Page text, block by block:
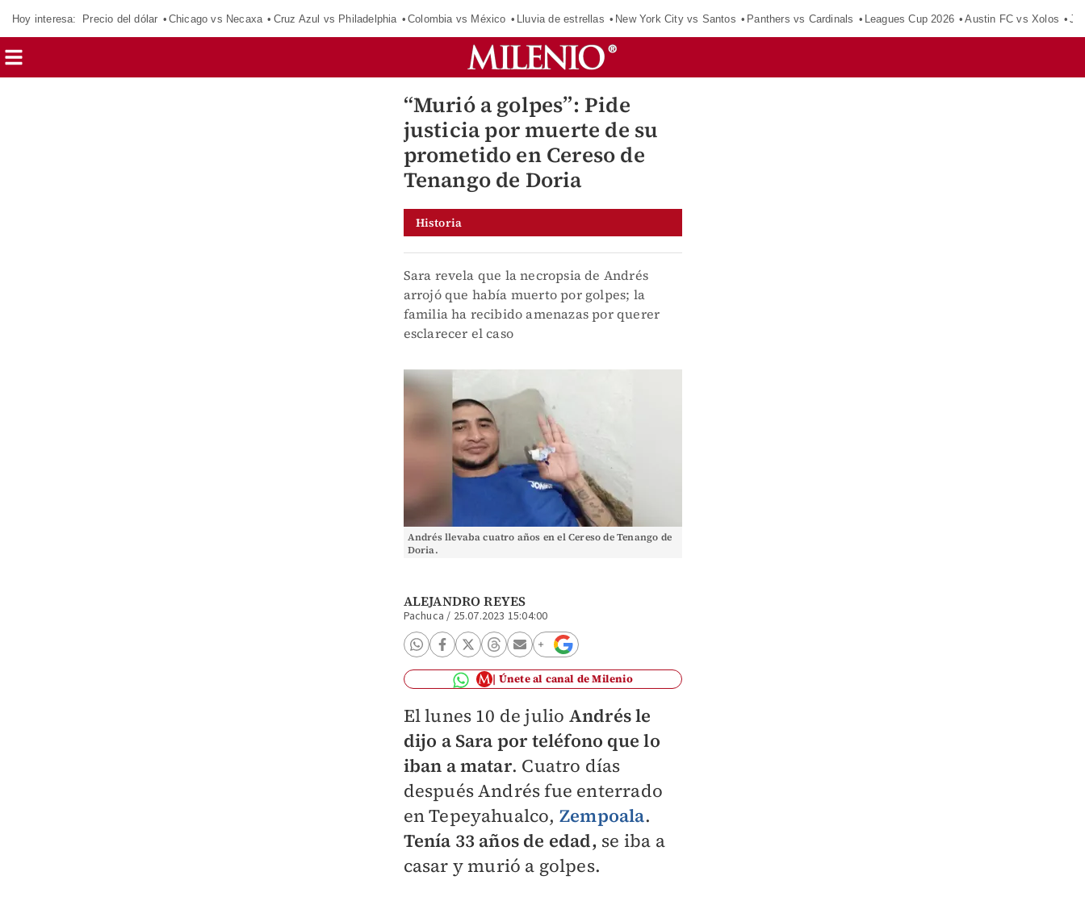
Hoy interesa: Precio del dólar Chicago vs Necaxa Cruz Azul vs Philadelphia Colombia vs México Lluvia de estrellas New York City vs Santos Panthers vs Cardinals Leagues Cup 2026 Austin FC vs Xolos
“Murió a golpes”: Pide
justicia por muerte de su
prometido en Cereso de
Tenango de Doria
Historia
Sara revela que la necropsia de Andrés
arrojó que había muerto por golpes; la
familia ha recibido amenazas por querer
esclarecer el caso
Andrés llevaba cuatro años en el Cereso de Tenango de
Doria.
ALEJANDRO REYES
Pachuca / 25.07.2023 15:04:00
Únete al canal de Milenio
El lunes 10 de julio Andrés le
dijo a Sara por teléfono que lo
iban a matar. Cuatro días
después Andrés fue enterrado
en Tepeyahualco, Zempoala.
Tenía 33 años de edad, se iba a
casar y murió a golpes.